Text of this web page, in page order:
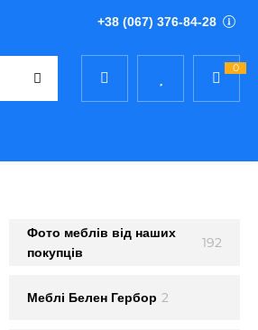
+38 (067) 376-84-28
0
Фото меблів від наших
покупців
192
Меблi Белен Гербор 2